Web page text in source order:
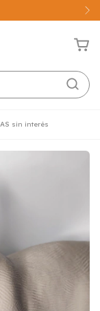
sin interés